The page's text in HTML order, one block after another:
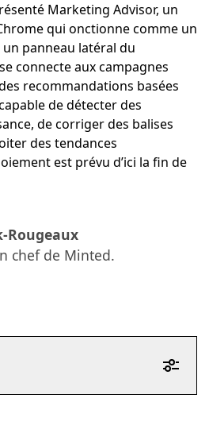
Marketing Advisor, un
qui onctionne comme un
panneau latéral du
connecte aux campagnes
recommandations basées
de détecter des
de corriger des balises
des tendances
est prévu d’ici la fin de
Rougeaux
chef de Minted.